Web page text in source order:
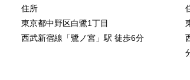
住所
東京都中野区白鷺1丁目
西武新宿線「鷺ノ宮」駅 徒歩6分